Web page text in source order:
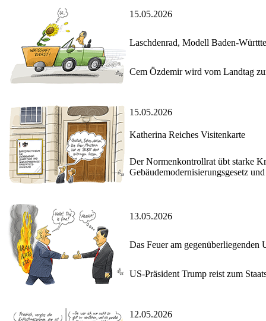
15.05.2026
Laschdenrad, Modell Baden-
Cem Özdemir wird vom Landtag
15.05.2026
Katherina Reiches Visitenkarte
Der Normenkontrollrat übt starke
Gebäudemodernisierungsgesetz
13.05.2026
Das Feuer am gegenüberliegenden
US-Präsident Trump reist zum
12.05.2026